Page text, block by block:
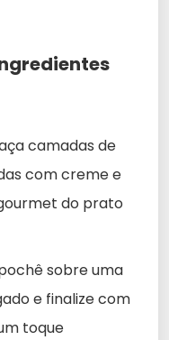
camadas de
com creme e
do prato
sobre uma
e finalize com
toque